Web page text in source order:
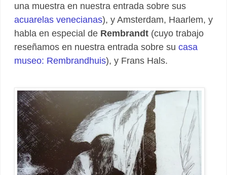
una muestra en nuestra entrada sobre sus
acuarelas venecianas), y Amsterdam, Haarlem, y
habla en especial de Rembrandt (cuyo trabajo
reseñamos en nuestra entrada sobre su casa
museo: Rembrandhuis), y Frans Hals.